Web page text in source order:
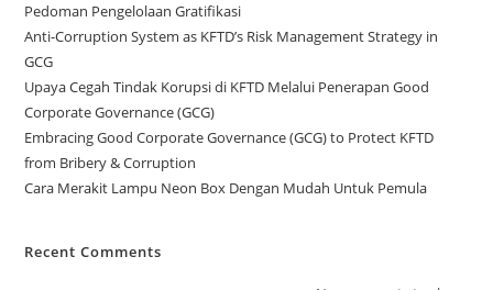
Pedoman Pengelolaan Gratifikasi
Anti-Corruption System as KFTD’s Risk Management Strategy in
GCG
Upaya Cegah Tindak Korupsi di KFTD Melalui Penerapan Good
Corporate Governance (GCG)
Embracing Good Corporate Governance (GCG) to Protect KFTD
from Bribery & Corruption
Cara Merakit Lampu Neon Box Dengan Mudah Untuk Pemula
Recent Comments